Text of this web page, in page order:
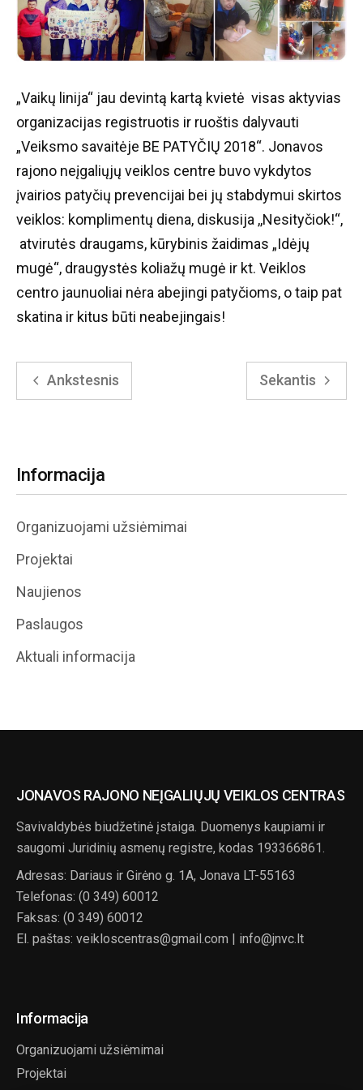
„Vaikų linija“ jau devintą kartą kvietė visas aktyvias
organizacijas registruotis ir ruoštis dalyvauti
„Veiksmo savaitėje BE PATYČIŲ 2018“. Jonavos
rajono neįgaliųjų veiklos centre buvo vykdytos
įvairios patyčių prevencijai bei jų stabdymui skirtos
veiklos: komplimentų diena, diskusija ,,Nesityčiok!“,
atvirutės draugams, kūrybinis žaidimas „Idėjų
mugė“, draugystės koliažų mugė ir kt. Veiklos
centro jaunuoliai nėra abejingi patyčioms, o taip pat
skatina ir kitus būti neabejingais!
Ankstesnis Sekantis
Informacija
Organizuojami užsiėmimai
Projektai
Naujienos
Paslaugos
Aktuali informacija
JONAVOS RAJONO NEĮGALIŲJŲ VEIKLOS CENTRAS
Savivaldybės biudžetinė įstaiga. Duomenys kaupiami ir
saugomi Juridinių asmenų registre, kodas 193366861.
Adresas: Dariaus ir Girėno g. 1A, Jonava LT-55163
Telefonas: (0 349) 60012
Faksas: (0 349) 60012
El. paštas: veikloscentras@gmail.com | info@jnvc.lt
Informacija
Organizuojami užsiėmimai
Projektai